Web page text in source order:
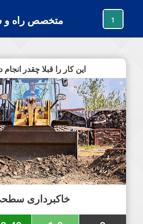
متخصص راه و 1
این کار را قبلا چقدر انجام
خاکبرداری